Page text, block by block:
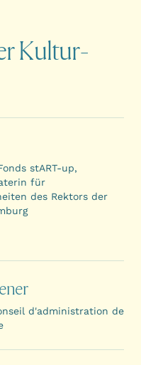
Kultur-
stART-up,
für
des Rektors der
d'administration de